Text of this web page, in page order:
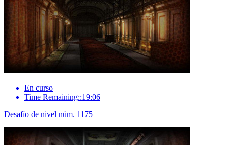
En curso
Time Remaining::19:06
Desafío de nivel núm. 1175